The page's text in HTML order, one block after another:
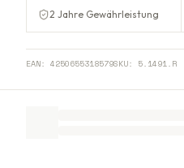
2 Jahre Gewährleistung
EAN: 4250655318579SKU: 5.1491.R